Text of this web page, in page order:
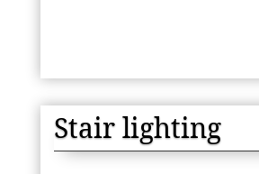
Stair lighting